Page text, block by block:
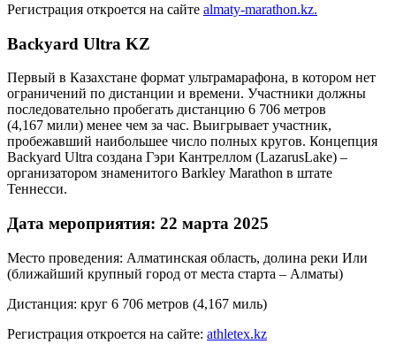
Регистрация откроется на сайте almaty-marathon.kz.
Backyard Ultra KZ
Первый в Казахстане формат ультрамарафона, в котором нет
ограничений по дистанции и времени. Участники должны
последовательно пробегать дистанцию 6 706 метров
(4,167 мили) менее чем за час. Выигрывает участник,
пробежавший наибольшее число полных кругов. Концепция
Backyard Ultra создана Гэри Кантреллом (LazarusLake) –
организатором знаменитого Barkley Marathon в штате
Теннесси.
Дата мероприятия: 22 марта 2025
Место проведения: Алматинская область, долина реки Или
(ближайший крупный город от места старта – Алматы)
Дистанция: круг 6 706 метров (4,167 миль)
Регистрация откроется на сайте: athletex.kz